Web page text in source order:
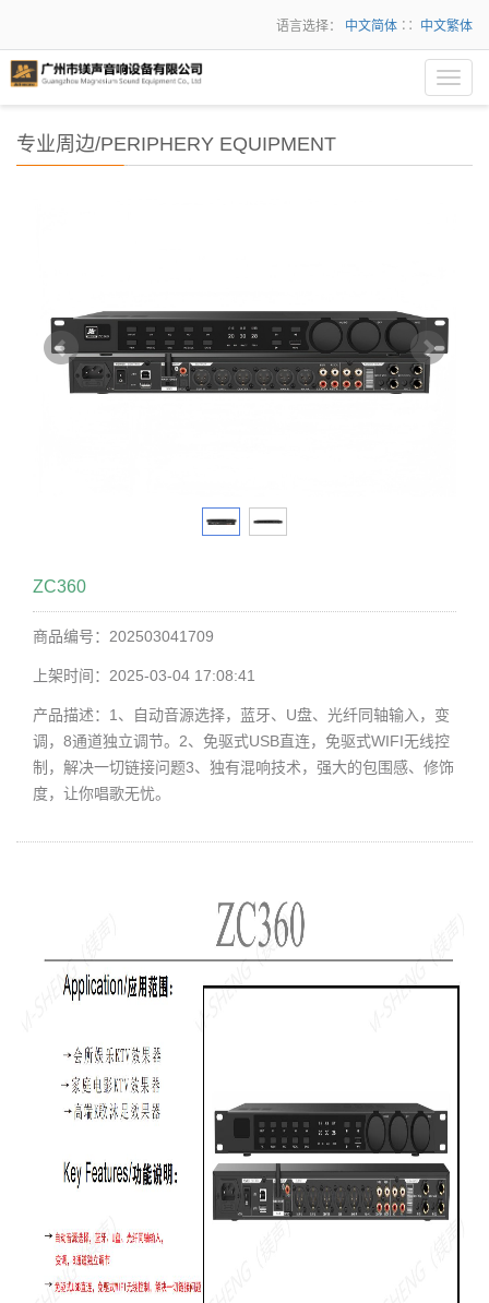
语言选择： 中文简体 ∷ 中文繁体
专业周边/PERIPHERY EQUIPMENT
ZC360
商品编号：202503041709
上架时间：2025-03-04 17:08:41
产品描述：1、自动音源选择，蓝牙、U盘、光纤同轴输入，变
调，8通道独立调节。2、免驱式USB直连，免驱式WIFI无线控
制，解决一切链接问题3、独有混响技术，强大的包围感、修饰
度，让你唱歌无忧。